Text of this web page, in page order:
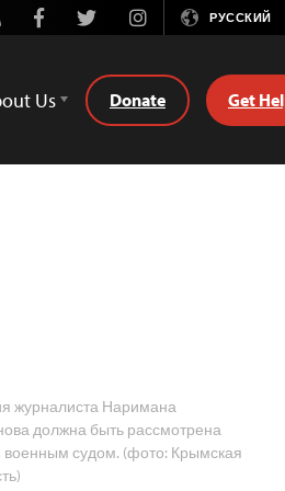
FacebookTwitterInstagramРУССКИЙ
Us Donate Get
журналиста Наримана
должна быть рассмотрена
военным судом. (фото: Крымская